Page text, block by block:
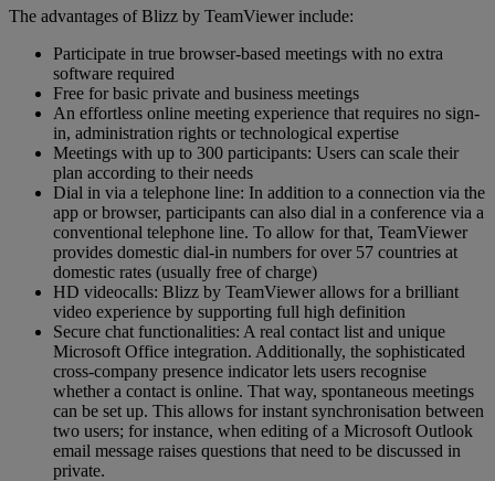
The advantages of Blizz by TeamViewer include:
Participate in true browser-based meetings with no extra
software required
Free for basic private and business meetings
An effortless online meeting experience that requires no sign-
in, administration rights or technological expertise
Meetings with up to 300 participants: Users can scale their
plan according to their needs
Dial in via a telephone line: In addition to a connection via the
app or browser, participants can also dial in a conference via a
conventional telephone line. To allow for that, TeamViewer
provides domestic dial-in numbers for over 57 countries at
domestic rates (usually free of charge)
HD videocalls: Blizz by TeamViewer allows for a brilliant
video experience by supporting full high definition
Secure chat functionalities: A real contact list and unique
Microsoft Office integration. Additionally, the sophisticated
cross-company presence indicator lets users recognise
whether a contact is online. That way, spontaneous meetings
can be set up. This allows for instant synchronisation between
two users; for instance, when editing of a Microsoft Outlook
email message raises questions that need to be discussed in
private.